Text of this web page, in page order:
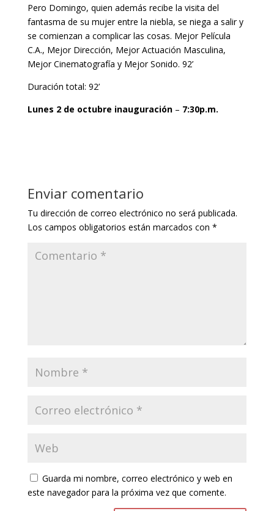
Pero Domingo, quien además recibe la visita del
fantasma de su mujer entre la niebla, se niega a salir y
se comienzan a complicar las cosas. Mejor Película
C.A., Mejor Dirección, Mejor Actuación Masculina,
Mejor Cinematografía y Mejor Sonido. 92’
Duración total: 92’
Lunes 2 de octubre inauguración – 7:30p.m.
Enviar comentario
Tu dirección de correo electrónico no será publicada.
Los campos obligatorios están marcados con *
Guarda mi nombre, correo electrónico y web en
este navegador para la próxima vez que comente.